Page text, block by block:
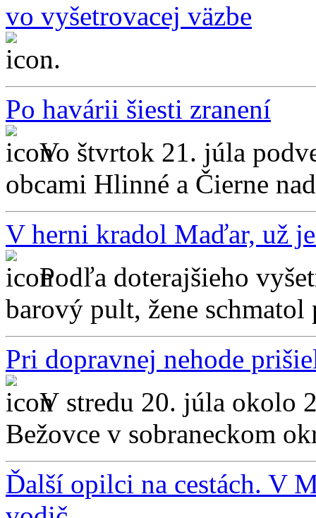
vo vyšetrovacej väzbe
...
Po havárii šiesti zranení
Vo štvrtok 21. júla
obcami Hlinné a Čierne
V herni kradol Maďar, už
Podľa doterajšieho
barový pult, žene schmatol
Pri dopravnej nehode
V stredu 20. júla okolo
Bežovce v sobraneckom
Ďalší opilci na cestách. V